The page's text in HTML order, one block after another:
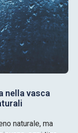
nella vasca
naturale, ma